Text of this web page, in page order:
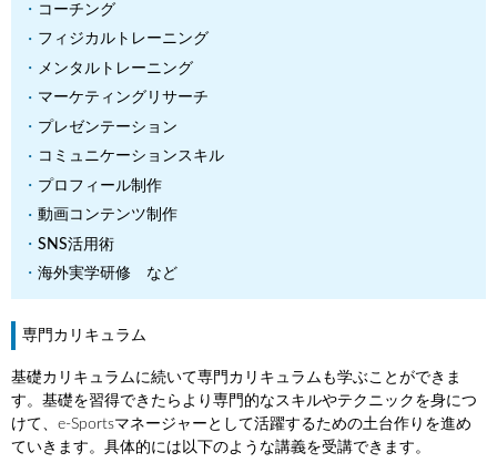
コーチング
フィジカルトレーニング
メンタルトレーニング
マーケティングリサーチ
プレゼンテーション
コミュニケーションスキル
プロフィール制作
動画コンテンツ制作
SNS活用術
海外実学研修 など
専門カリキュラム
基礎カリキュラムに続いて専門カリキュラムも学ぶことができま
す。基礎を習得できたらより専門的なスキルやテクニックを身につ
けて、e-Sportsマネージャーとして活躍するための土台作りを進め
ていきます。具体的には以下のような講義を受講できます。